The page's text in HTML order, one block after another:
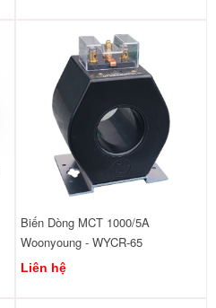
Biến Dòng MCT 1000/5A
Woonyoung - WYCR-65
Liên hệ